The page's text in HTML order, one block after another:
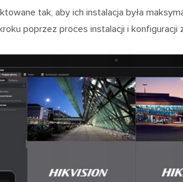
tak, aby ich instalacja była
poprzez proces instalacji i konfiguracji